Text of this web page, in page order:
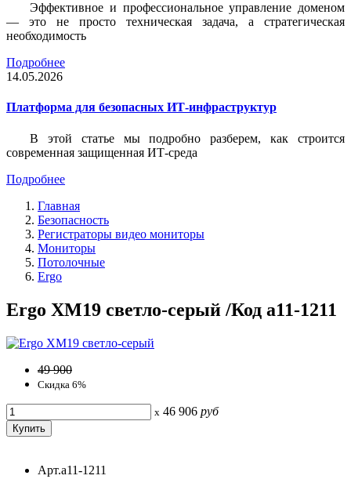
Эффективное и профессиональное управление доменом
— это не просто техническая задача, а стратегическая
необходимость
Подробнее
14.05.2026
Платформа для безопасных ИТ-инфраструктур
В этой статье мы подробно разберем, как строится
современная защищенная ИТ-среда
Подробнее
Главная
Безопасность
Регистраторы видео мониторы
Мониторы
Потолочные
Ergo
Ergo XM19 светло-серый /Код a11-1211
49 900
Скидка 6%
x 46 906 руб
Арт.a11-1211